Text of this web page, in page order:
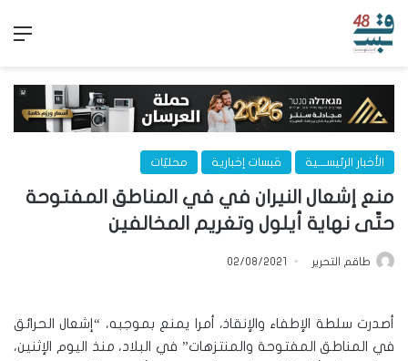
الأخبار الرئيســـية قبسات إخبارية محليّات
منع إشعال النيران في في المناطق المفتوحة
حتّى نهاية أيلول وتغريم المخالفين
طاقم التحرير 02/08/2021
أصدرت سلطة الإطفاء والإنقاذ، أمرا يمنع بموجبه، “إشعال الحرائق
في المناطق المفتوحة والمنتزهات” في البلاد، منذ اليوم الإثنين،